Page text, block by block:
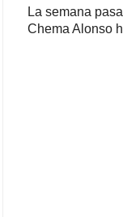
La semana
Chema Alonso